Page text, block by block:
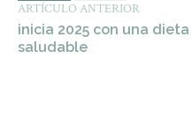
ARTÍCULO ANTERIOR
inicia 2025 con una dieta
saludable